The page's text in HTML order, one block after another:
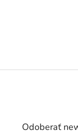
Odoberať